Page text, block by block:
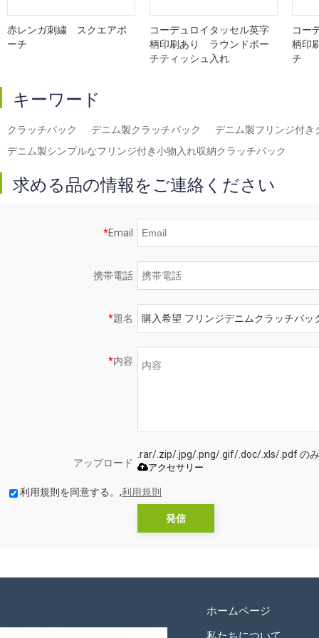
赤レンガ刺繍 スクエアポ
ーチ
コーデュロイタッセル英字
柄印刷あり ラウンドポー
チティッシュ入れ
コー
柄印
チ
キーワード
クラッチバック デニム製クラッチバック
デニム製フリンジ付き
デニム製シンプルなフリンジ付き小物入れ収納クラッチバック
求める品の情報をご連絡ください
*Email
携帯電話
*題名
*内容
アップロード
.rar/.zip/.jpg/.png/.gif/.doc/.xls/.pdf の
アクセサリー
利用規則を同意する。,利用規則
発信
ホームページ